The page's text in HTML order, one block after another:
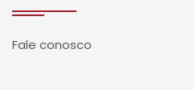
Fale conosco